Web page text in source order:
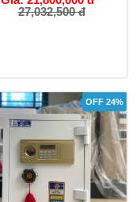
27,032,500 đ
OFF 24%